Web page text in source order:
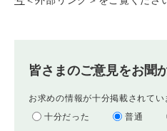
皆さまのご意見をお聞
お求めの情報が十分掲載されてい
十分だった
普通